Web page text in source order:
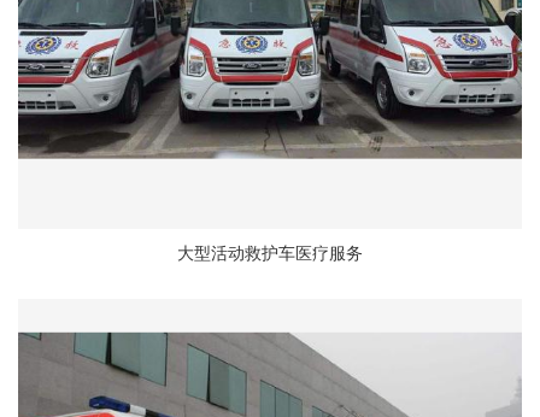
大型活动救护车医疗服务